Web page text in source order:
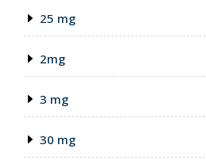
25 mg
2mg
3 mg
30 mg